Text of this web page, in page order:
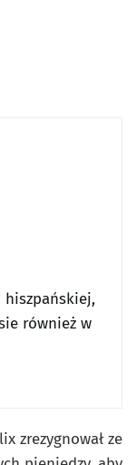
hiszpańskiej,
również w
zrezygnował ze